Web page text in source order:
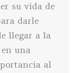
su vida de
darle
llegar a la
una
al